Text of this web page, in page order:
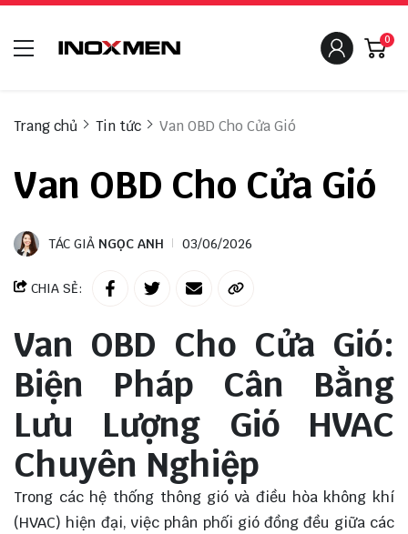
0
Trang chủ Tin tức Van OBD Cho Cửa Gió
Van OBD Cho Cửa Gió
TÁC GIẢ NGỌC ANH 03/06/2026
CHIA SẺ:
Van OBD Cho Cửa Gió:
Biện Pháp Cân Bằng
Lưu Lượng Gió HVAC
Chuyên Nghiệp
Trong các hệ thống thông gió và điều hòa không khí
(HVAC) hiện đại, việc phân phối gió đồng đều giữa các